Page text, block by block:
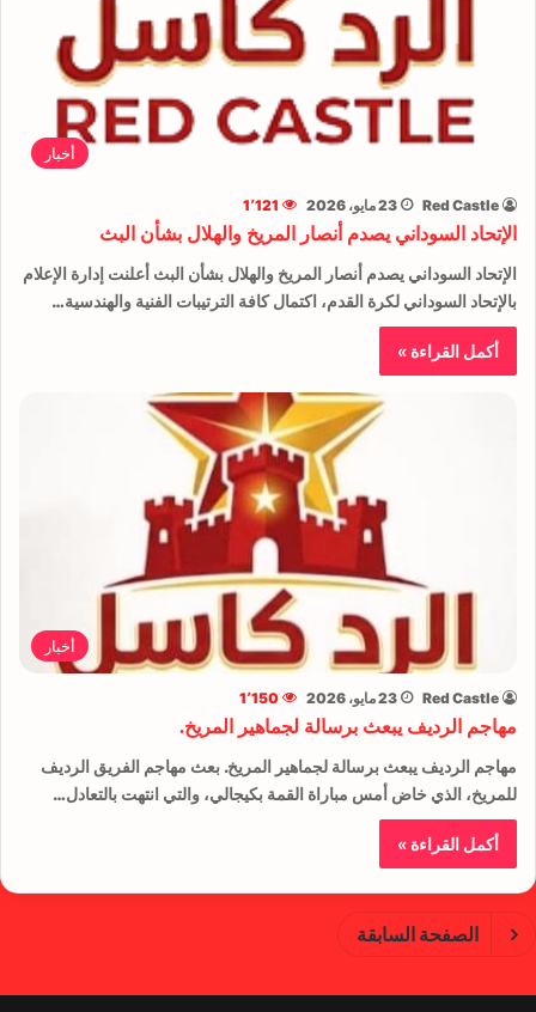
أخبار
Red Castle 23 مايو، 2026 1٬121
الإتحاد السوداني يصدم أنصار المريخ والهلال بشأن البث
الإتحاد السوداني يصدم أنصار المريخ والهلال بشأن البث أعلنت إدارة الإعلام
بالإتحاد السوداني لكرة القدم، اكتمال كافة الترتيبات الفنية والهندسية…
أكمل القراءة »
أخبار
Red Castle 23 مايو، 2026 1٬150
مهاجم الرديف يبعث برسالة لجماهير المريخ.
مهاجم الرديف يبعث برسالة لجماهير المريخ. بعث مهاجم الفريق الرديف
للمريخ، الذي خاض أمس مباراة القمة بكيجالي، والتي انتهت بالتعادل…
أكمل القراءة »
الصفحة السابقة